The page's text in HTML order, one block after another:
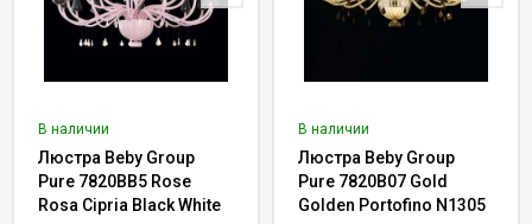
В наличии
Люстра Beby Group
Pure 7820BB5 Rose
Rosa Cipria Black White
В наличии
Люстра Beby Group
Pure 7820B07 Gold
Golden Portofino N1305